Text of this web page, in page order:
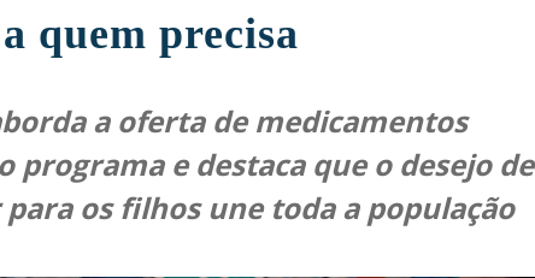
quem precisa
a oferta de medicamentos
programa e destaca que o desejo de
os filhos une toda a população